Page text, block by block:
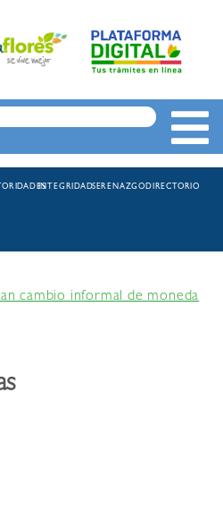
INTEGRIDADSERENAZGODIRECTORIO
cambio informal de moneda